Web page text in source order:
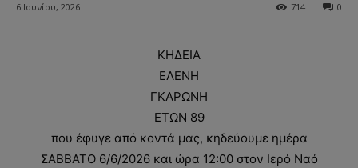
6 Ιουνίου, 2026 0
714
ΚΗΔΕΙΑ
ΕΛΕΝΗ
ΓΚΑΡΩΝΗ
ΕΤΩΝ 89
που έφυγε από κοντά μας, κηδεύουμε ημέρα
ΣΑΒΒΑΤΟ 6/6/2026 και ώρα 12:00 στον Ιερό Ναό